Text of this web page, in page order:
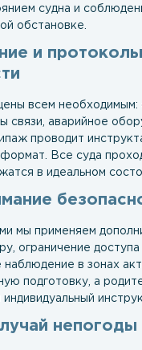
судна и
обстановке.
и протоколы
всем необходимым:
связи, аварийное
проводит
Все суда
в идеальном
мы применяем
ограничение
наблюдение в зонах
подготовку, а
непогоды